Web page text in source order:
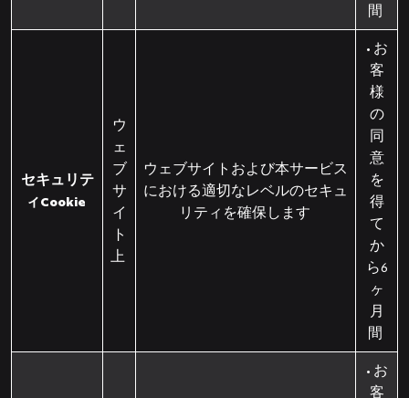
間
セキュリテ
ィCookie
ウ
ェ
ブ
サ
イ
ト
上
ウェブサイトおよび本サービス
における適切なレベルのセキュ
リティを確保します
• お
客
様
の
同
意
を
得
て
か
ら6
ヶ
月
間
• お
客